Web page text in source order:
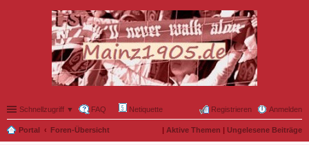
Schnellzugriff ▼ FAQ Netiquette Anmelden
Registrieren
Portal Foren-Übersicht | Aktive Themen | Ungelesene Beiträge